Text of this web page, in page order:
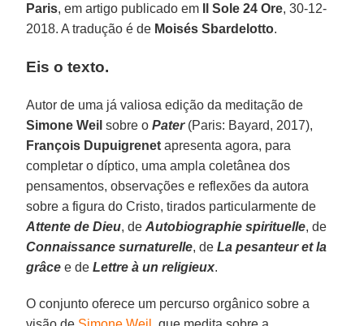
Paris, em artigo publicado em Il Sole 24 Ore, 30-12-
2018. A tradução é de Moisés Sbardelotto.
Eis o texto.
Autor de uma já valiosa edição da meditação de
Simone Weil sobre oPater (Paris: Bayard, 2017),
François Dupuigrenet apresenta agora, para
completar o díptico, uma ampla coletânea dos
pensamentos, observações e reflexões da autora
sobre a figura do Cristo, tirados particularmente de
Attente de Dieu, deAutobiographie spirituelle, de
Connaissance surnaturelle, deLa pesanteur et la
grâce e deLettre à un religieux.
O conjunto oferece um percurso orgânico sobre a